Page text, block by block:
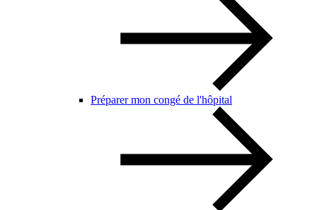
Préparer mon congé de l'hôpital